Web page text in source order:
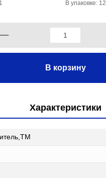
В упаковке: 12
В корзину
Характеристики